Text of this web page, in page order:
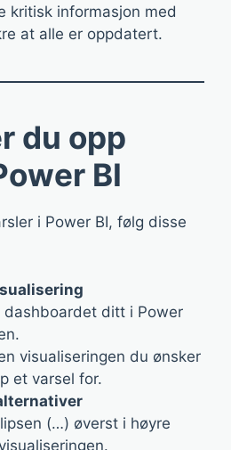
kritisk informasjon med
at alle er oppdatert.
du opp
BI
i Power BI, følg disse
dashboardet ditt i Power
visualiseringen du ønsker
et varsel for.
(…) øverst i høyre